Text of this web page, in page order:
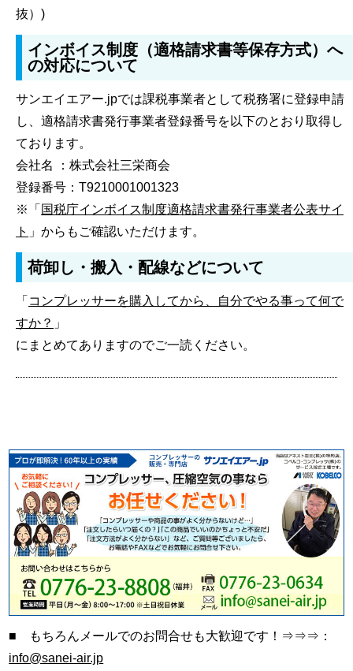
抜）)
インボイス制度（適格請求書等保存方式）へ
の対応について
サンエイエアー.jpでは課税事業者として税務署に登録申請
し、適格請求書発行事業者登録番号を以下のとおり取得し
ております。
会社名 ：株式会社三栄商会
登録番号：T9210001001323
※「 国税庁インボイス制度適格請求書発行事業者公表サイ
ト 」からもご確認いただけます。
荷卸し・搬入・配線などについて
「 コンプレッサーを購入してから、自分でやる事って何で
すか？ 」
にまとめてありますのでご一読ください。
■ もちろんメールでのお問合せも大歓迎です！⇒⇒⇒：
info@sanei-air.jp